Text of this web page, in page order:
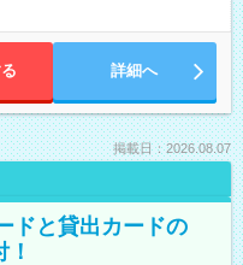
詳細へ
掲載日：2026.08.07
ドと貸出カードの